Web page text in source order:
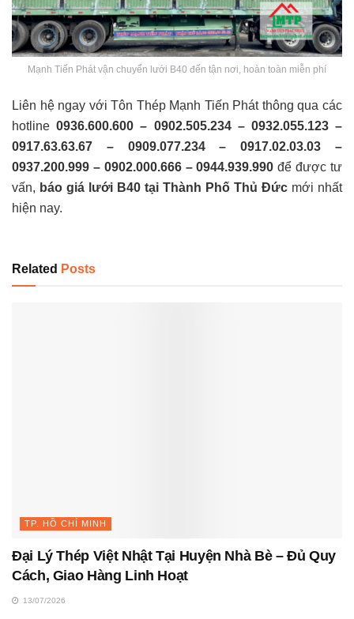
Mạnh Tiến Phát vận chuyển lưới B40 đến tận nơi, hoàn toàn miễn phí
Liên hệ ngay với Tôn Thép Mạnh Tiến Phát thông qua các
hotline0936.600.600 – 0902.505.234 – 0932.055.123 –
0917.63.63.67 – 0909.077.234 – 0917.02.03.03 –
0937.200.999 – 0902.000.666 – 0944.939.990 để được tư
vấn, báo giá lưới B40 tại Thành Phố Thủ Đức mới nhất
hiện nay.
Related Posts
TP. HỒ CHÍ MINH
Đại Lý Thép Việt Nhật Tại Huyện Nhà Bè – Đủ Quy
Cách, Giao Hàng Linh Hoạt
13/07/2026